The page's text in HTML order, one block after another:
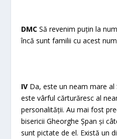
DMC Să revenim puțin la
încă sunt familii cu acest
IV Da, este un neam mare al
este vârful cărturăresc al
personalității. Au mai fost
bisericii Gheorghe Șpan și
sunt pictate de el. Există un